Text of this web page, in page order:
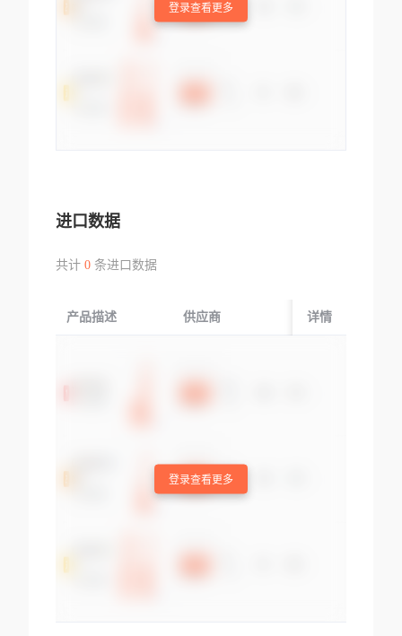
登录查看更多
进口数据
共计 0条进口数据
产品描述 供应商 起运国/地区
详情
登录查看更多